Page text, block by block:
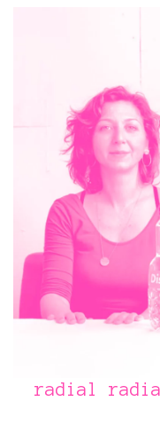
radial